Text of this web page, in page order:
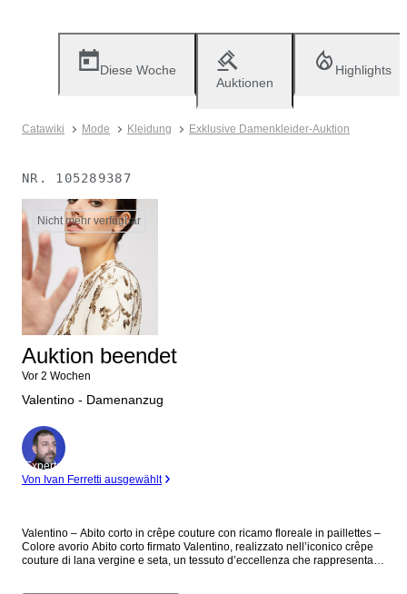
Diese Woche
Auktionen
Highlights
Catawiki Mode Kleidung Exklusive Damenkleider-Auktion
NR. 105289387
Nicht mehr verfügbar
Auktion beendet
Vor 2 Wochen
Valentino - Damenanzug
Experte
Von Ivan Ferretti ausgewählt
Valentino – Abito corto in crêpe couture con ricamo floreale in paillettes –
Colore avorio Abito corto firmato Valentino, realizzato nell’iconico crêpe
couture di lana vergine e seta, un tessuto d’eccellenza che rappresenta